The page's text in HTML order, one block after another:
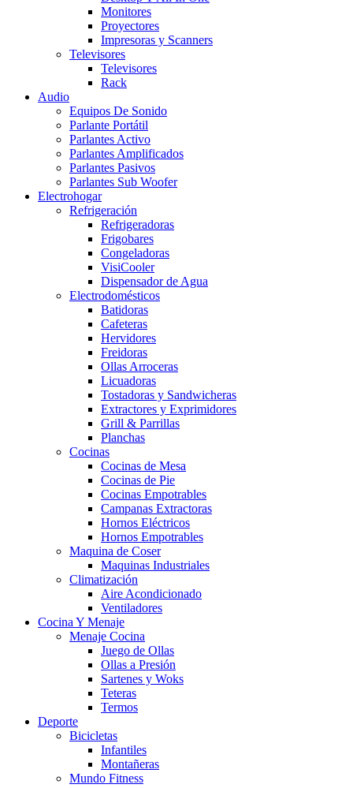
Monitores
Proyectores
Impresoras y Scanners
Televisores
Televisores
Rack
Audio
Equipos De Sonido
Parlante Portátil
Parlantes Activo
Parlantes Amplificados
Parlantes Pasivos
Parlantes Sub Woofer
Electrohogar
Refrigeración
Refrigeradoras
Frigobares
Congeladoras
VisiCooler
Dispensador de Agua
Electrodomésticos
Batidoras
Cafeteras
Hervidores
Freidoras
Ollas Arroceras
Licuadoras
Tostadoras y Sandwicheras
Extractores y Exprimidores
Grill & Parrillas
Planchas
Cocinas
Cocinas de Mesa
Cocinas de Pie
Cocinas Empotrables
Campanas Extractoras
Hornos Eléctricos
Hornos Empotrables
Maquina de Coser
Maquinas Industriales
Climatización
Aire Acondicionado
Ventiladores
Cocina Y Menaje
Menaje Cocina
Juego de Ollas
Ollas a Presión
Sartenes y Woks
Teteras
Termos
Deporte
Bicicletas
Infantiles
Montañeras
Mundo Fitness